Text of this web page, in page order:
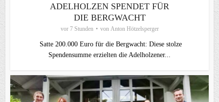
ADELHOLZEN SPENDET FÜR
DIE BERGWACHT
vor 7 Stunden von Anton Hötzelsperger
Satte 200.000 Euro für die Bergwacht: Diese stolze
Spendensumme erzielten die Adelholzener...